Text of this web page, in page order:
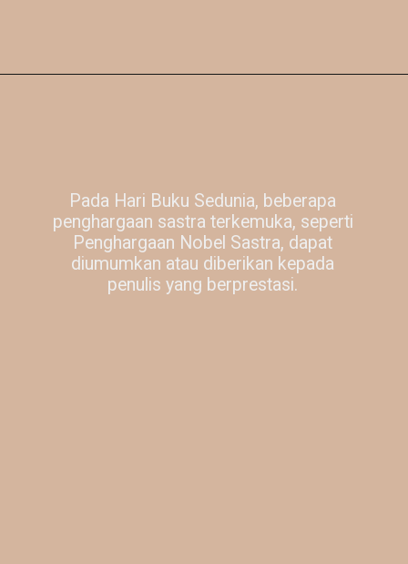
Pada Hari Buku Sedunia, beberapa
penghargaan sastra terkemuka, seperti
Penghargaan Nobel Sastra, dapat
diumumkan atau diberikan kepada
penulis yang berprestasi.